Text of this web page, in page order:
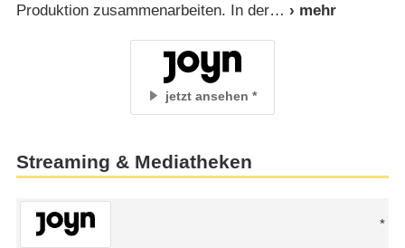
Produktion zusammenarbeiten. In der
jetzt ansehen
Streaming & Mediatheken